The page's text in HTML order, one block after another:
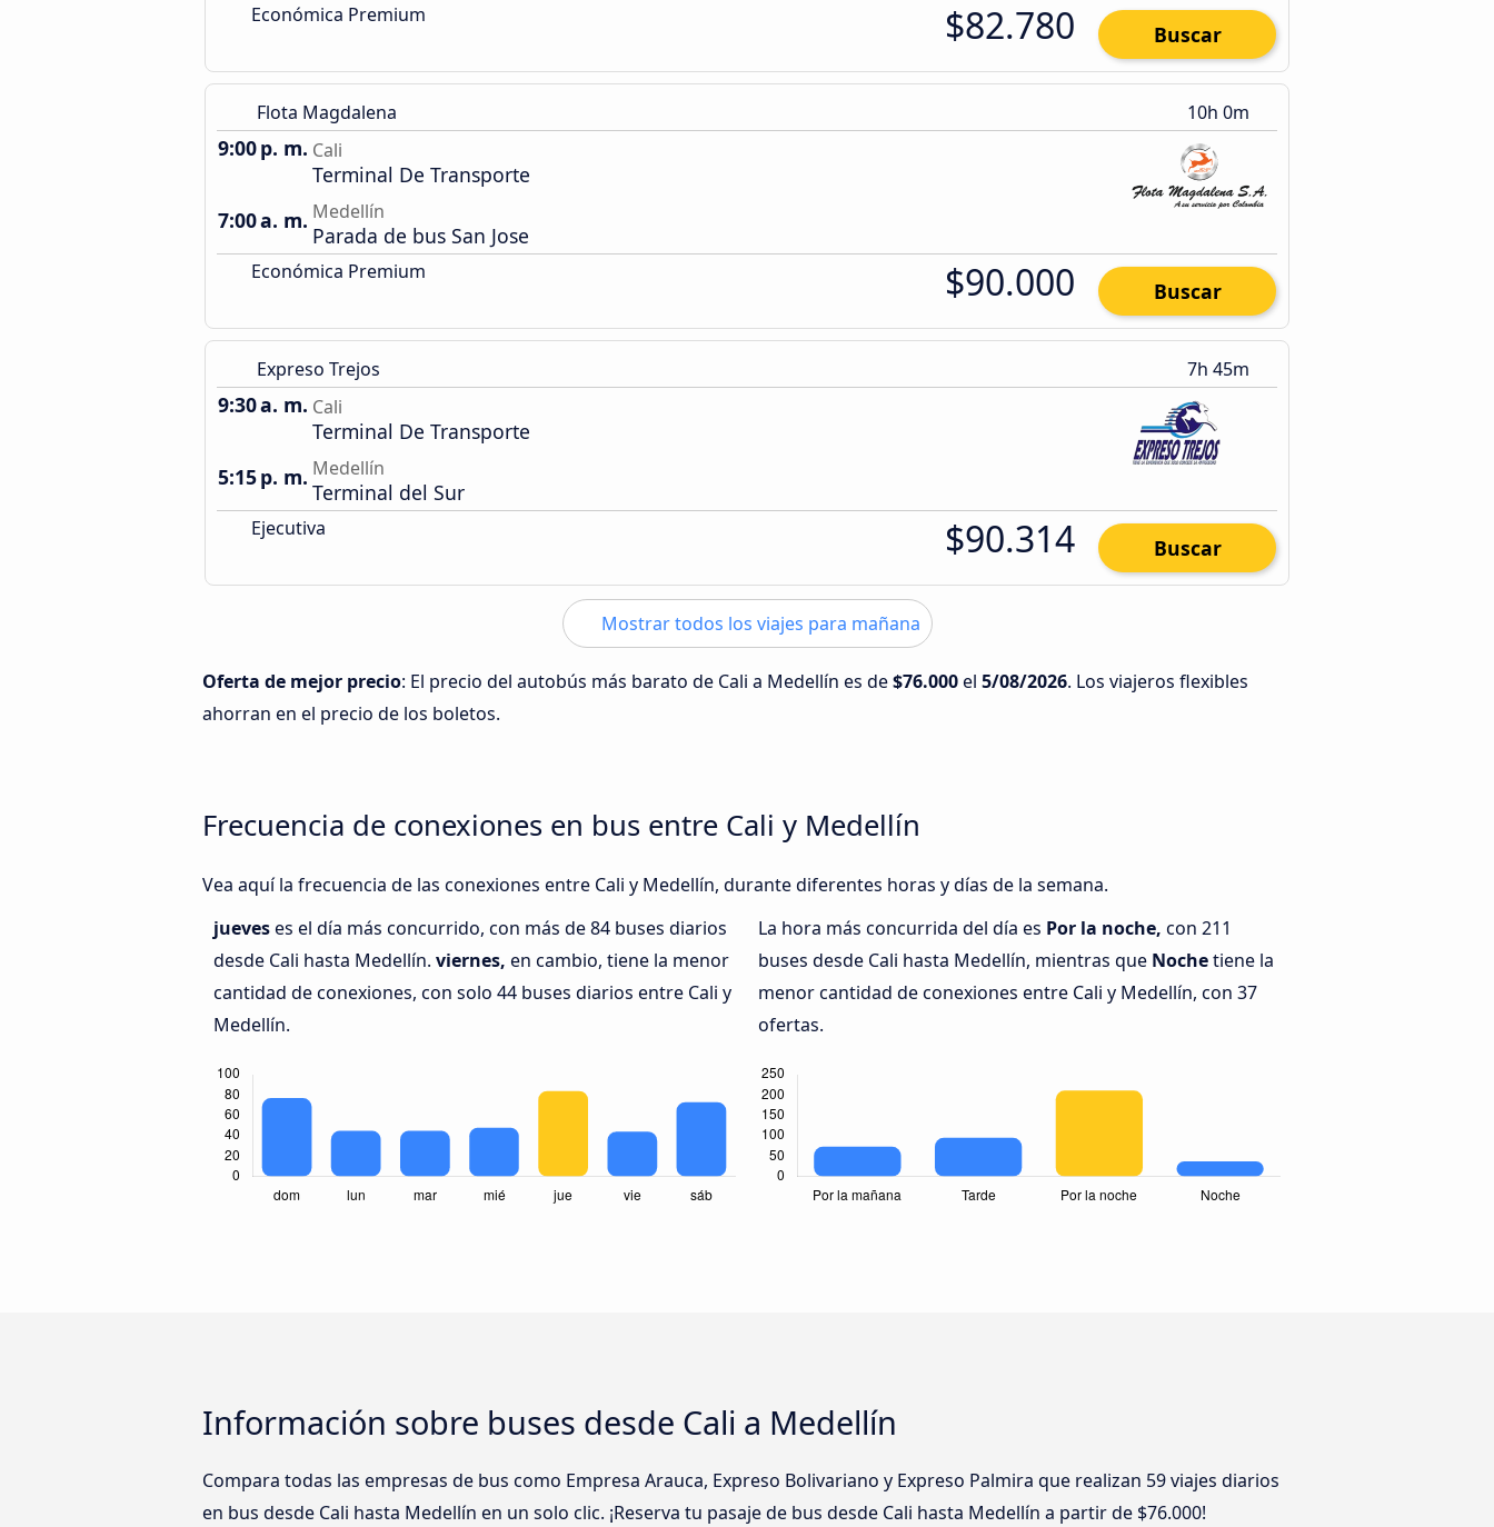
Económica Premium $82.780 Buscar
Flota Magdalena 10h 0m
9:00 p. m. Cali
Terminal De Transporte
7:00 a. m. Medellín
Parada de bus San Jose
Económica Premium $90.000 Buscar
Expreso Trejos 7h 45m
9:30 a. m. Cali
Terminal De Transporte
5:15 p. m. Medellín
Terminal del Sur
Ejecutiva $90.314 Buscar
Mostrar todos los viajes para mañana
Oferta de mejor precio: El precio del autobús más barato de Cali a Medellín es de$76.000el 5/08/2026. Los viajeros flexibles
ahorran en el precio de los boletos.
Frecuencia de conexiones en bus entre Cali y Medellín
Vea aquí la frecuencia de las conexiones entre Cali y Medellín, durante diferentes horas y días de la semana.
jueveses el día más concurrido, con más de 84 buses diarios
desde Cali hasta Medellín. viernes, en cambio, tiene la menor
cantidad de conexiones, con solo 44 buses diarios entre Cali y
Medellín.
La hora más concurrida del día es Por la noche, con 211
buses desde Cali hasta Medellín, mientras que Nochetiene la
menor cantidad de conexiones entre Cali y Medellín, con 37
ofertas.
Información sobre buses desde Cali a Medellín
Compara todas las empresas de bus como Empresa Arauca, Expreso Bolivariano y Expreso Palmira que realizan 59 viajes diarios
en bus desde Cali hasta Medellín en un solo clic. ¡Reserva tu pasaje de bus desde Cali hasta Medellín a partir de $76.000!